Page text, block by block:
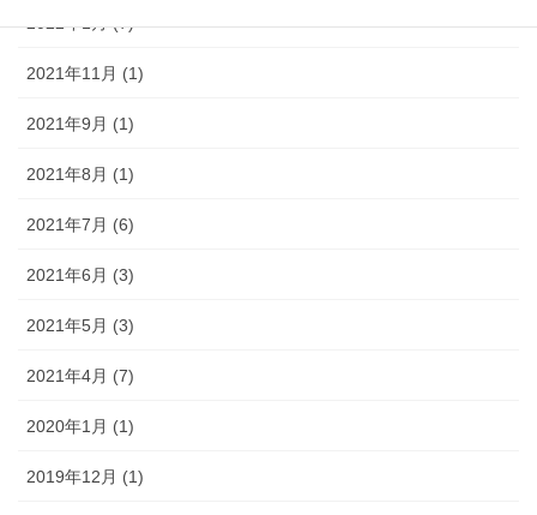
2022年1月 (7)
2021年11月 (1)
2021年9月 (1)
2021年8月 (1)
2021年7月 (6)
2021年6月 (3)
2021年5月 (3)
2021年4月 (7)
2020年1月 (1)
2019年12月 (1)